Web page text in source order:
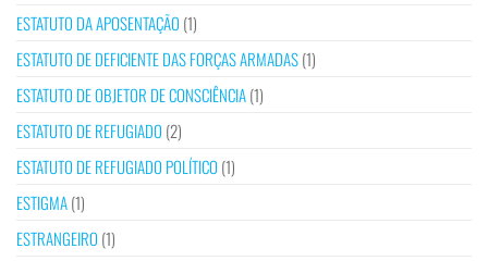
ESTATUTO DA APOSENTAÇÃO (1)
ESTATUTO DE DEFICIENTE DAS FORÇAS ARMADAS(1)
ESTATUTO DE OBJETOR DE CONSCIÊNCIA(1)
ESTATUTO DE REFUGIADO (2)
ESTATUTO DE REFUGIADO POLÍTICO (1)
ESTIGMA(1)
ESTRANGEIRO (1)